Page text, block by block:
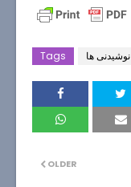
Tags نوشیدنی ها
OLDER